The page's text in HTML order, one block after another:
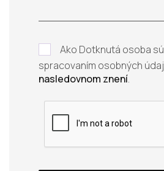
Ako Dotknutá osoba
spracovaním osobných
nasledovnom znení.